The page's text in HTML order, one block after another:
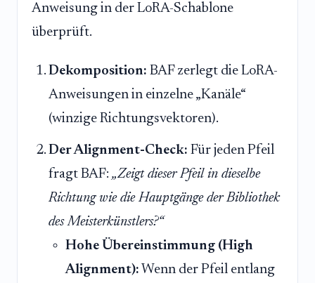
Anweisung in der LoRA-Schablone
überprüft.
Dekomposition: BAF zerlegt die LoRA-
Anweisungen in einzelne „Kanäle“
(winzige Richtungsvektoren).
Der Alignment-Check: Für jeden Pfeil
fragt BAF: „Zeigt dieser Pfeil in dieselbe
Richtung wie die Hauptgänge der Bibliothek
des Meisterkünstlers?“
Hohe Übereinstimmung (High
Alignment): Wenn der Pfeil entlang